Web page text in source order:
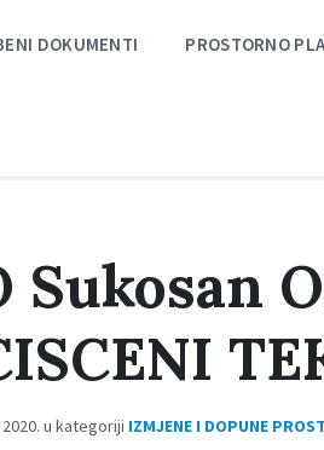
DOKUMENTI PROSTORNO
Sukosan
u kategoriji IZMJENE I DOPUNE